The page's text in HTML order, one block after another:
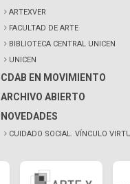
ARTEXVER
FACULTAD DE ARTE
BIBLIOTECA CENTRAL UNICEN
UNICEN
CDAB EN MOVIMIENTO
ARCHIVO ABIERTO
NOVEDADES
CUIDADO SOCIAL. VÍNCULO